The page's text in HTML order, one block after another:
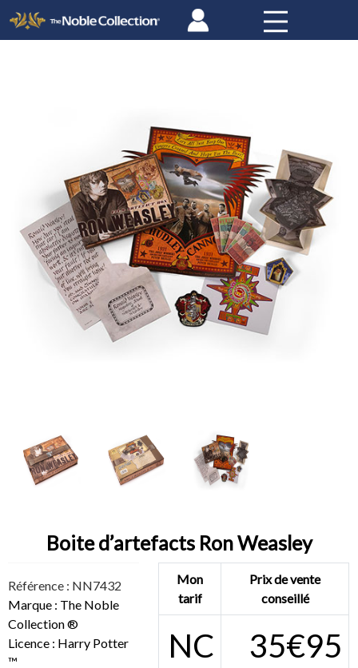
Boite d’artefacts Ron Weasley
Référence : NN7432
Marque : The Noble
Collection ®
Licence : Harry Potter
™
Mon
tarif
Prix de vente
conseillé
NC 35€95
Panneau de gestion des cookies